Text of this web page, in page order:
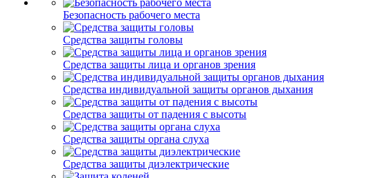
Безопасность рабочего места
Средства защиты головы
Средства защиты лица и органов зрения
Средства индивидуальной защиты органов дыхания
Средства защиты от падения с высоты
Средства защиты органа слуха
Средства защиты диэлектрические